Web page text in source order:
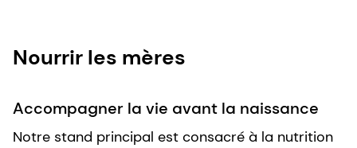
Nourrir les mères
Accompagner la vie avant la naissance
Notre stand principal est consacré à la nutrition